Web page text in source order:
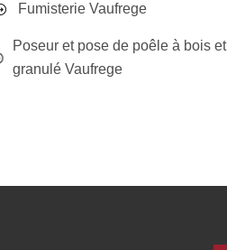
Fumisterie Vaufrege
Poseur et pose de poêle à bois et
granulé Vaufrege